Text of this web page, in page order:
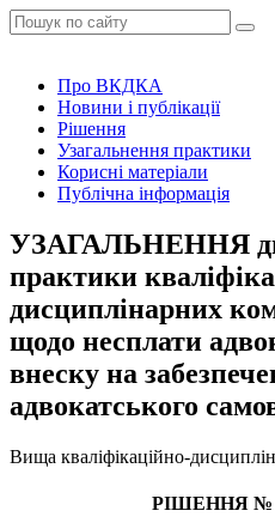
Про ВКДКА
Новини і публікації
Рішення
Узагальнення практики
Корисні матеріали
Публічна інформація
УЗАГАЛЬНЕННЯ
практики
дисциплінарних
щодо несплати
внеску на
адвокатського
Вища кваліфікаційно-
РІШЕННЯ №